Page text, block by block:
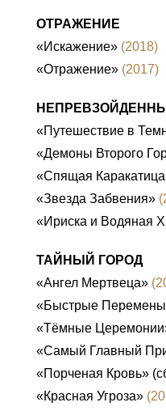
ОТРАЖЕНИЕ
«Искажение» (2018)
«Отражение» (2017)
«Путешествие в
«Демоны Второго
«Спящая
«Звезда Забвения»
«Ириска и Водяная
ТАЙНЫЙ ГОРОД
«Ангел Мертвеца»
«Быстрые
«Тёмные
«Самый Главный
«Порченая Кровь»
«Красная Угроза»